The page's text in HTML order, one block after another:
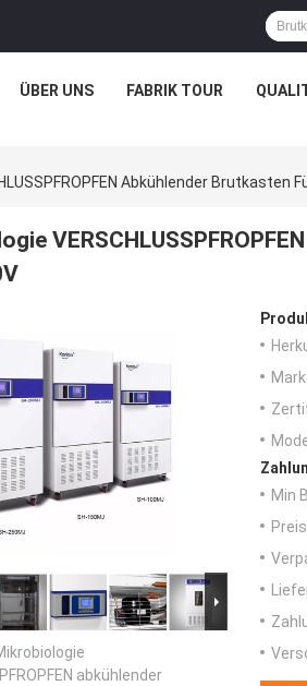
ÜBER UNS FABRIK TOUR
Abkühlender Brutkasten
abkühlender
Min